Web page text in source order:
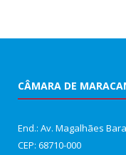
CÂMARA DE
End.: Av. Magalhães
CEP: 68710-000